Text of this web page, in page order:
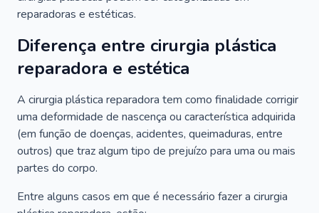
reparadoras e estéticas.
Diferença entre cirurgia plástica
reparadora e estética
A cirurgia plástica reparadora tem como finalidade corrigir
uma deformidade de nascença ou característica adquirida
(em função de doenças, acidentes, queimaduras, entre
outros) que traz algum tipo de prejuízo para uma ou mais
partes do corpo.
Entre alguns casos em que é necessário fazer a cirurgia